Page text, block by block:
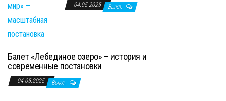
04.05.2025 Выкл.
Балет «Лебединое озеро» – история и
современные постановки
04.05.2025 Выкл.